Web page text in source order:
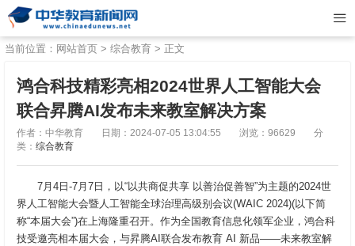
当前位置： 网站首页 > 综合教育 > 正文
鸿合科技精彩亮相2024世界人工智能大会
联合昇腾AI发布未来教室解决方案
作者：中华教育 日期：2024-07-05 13:04:55 浏览：96629
分
类： 综合教育
7月4日-7月7日，以“以共商促共享 以善治促善智”为主题的2024世
界人工智能大会暨人工智能全球治理高级别会议(WAIC 2024)(以下简
称“本届大会”)在上海隆重召开。作为全国教育信息化领军企业，鸿合科
技受邀亮相本届大会，与昇腾AI联合发布教育 AI 新品——未来教室解